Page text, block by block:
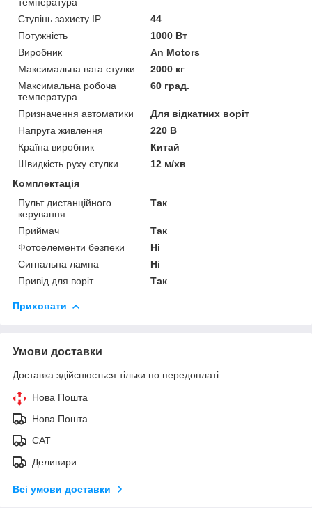
Ступінь захисту IP
44
Потужність
1000 Вт
Виробник
An Motors
Максимальна вага стулки
2000 кг
Максимальна робоча
температура
60 град.
Призначення автоматики
Для відкатних воріт
Напруга живлення
220 В
Країна виробник
Китай
Швидкість руху стулки
12 м/хв
Комплектація
Пульт дистанційного
керування
Так
Приймач
Так
Фотоелементи безпеки
Ні
Сигнальна лампа
Ні
Привід для воріт
Так
Приховати
Умови доставки
Доставка здійснюється тільки по передоплаті.
Нова Пошта
Нова Пошта
САТ
Деливири
Всі умови доставки